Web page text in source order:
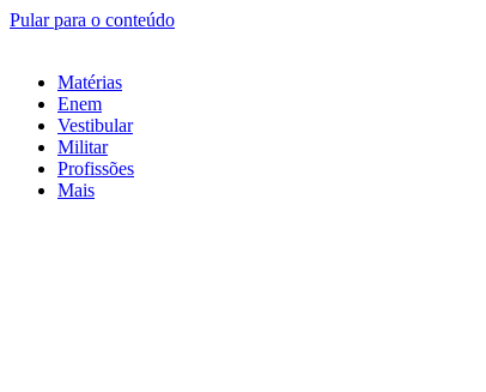
Pular para o conteúdo
Matérias
Enem
Vestibular
Militar
Profissões
Mais